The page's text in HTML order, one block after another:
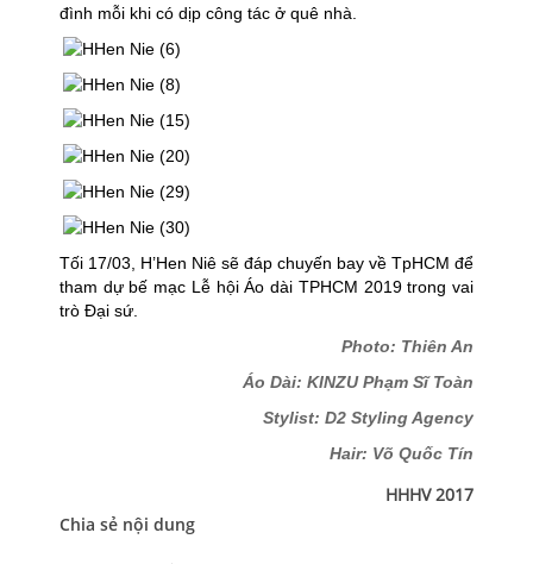
đình mỗi khi có dịp công tác ở quê nhà.
Tối 17/03, H’Hen Niê sẽ đáp chuyến bay về TpHCM để
tham dự bế mạc Lễ hội Áo dài TPHCM 2019 trong vai
trò Đại sứ.
Photo: Thiên An
Áo Dài: KINZU Phạm Sĩ Toàn
Stylist: D2 Styling Agency
Hair: Võ Quốc Tín
HHHV 2017
Chia sẻ nội dung